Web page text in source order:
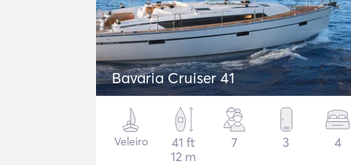
Bavaria Cruiser 41
Veleiro
41 ft
12 m
7 3 4